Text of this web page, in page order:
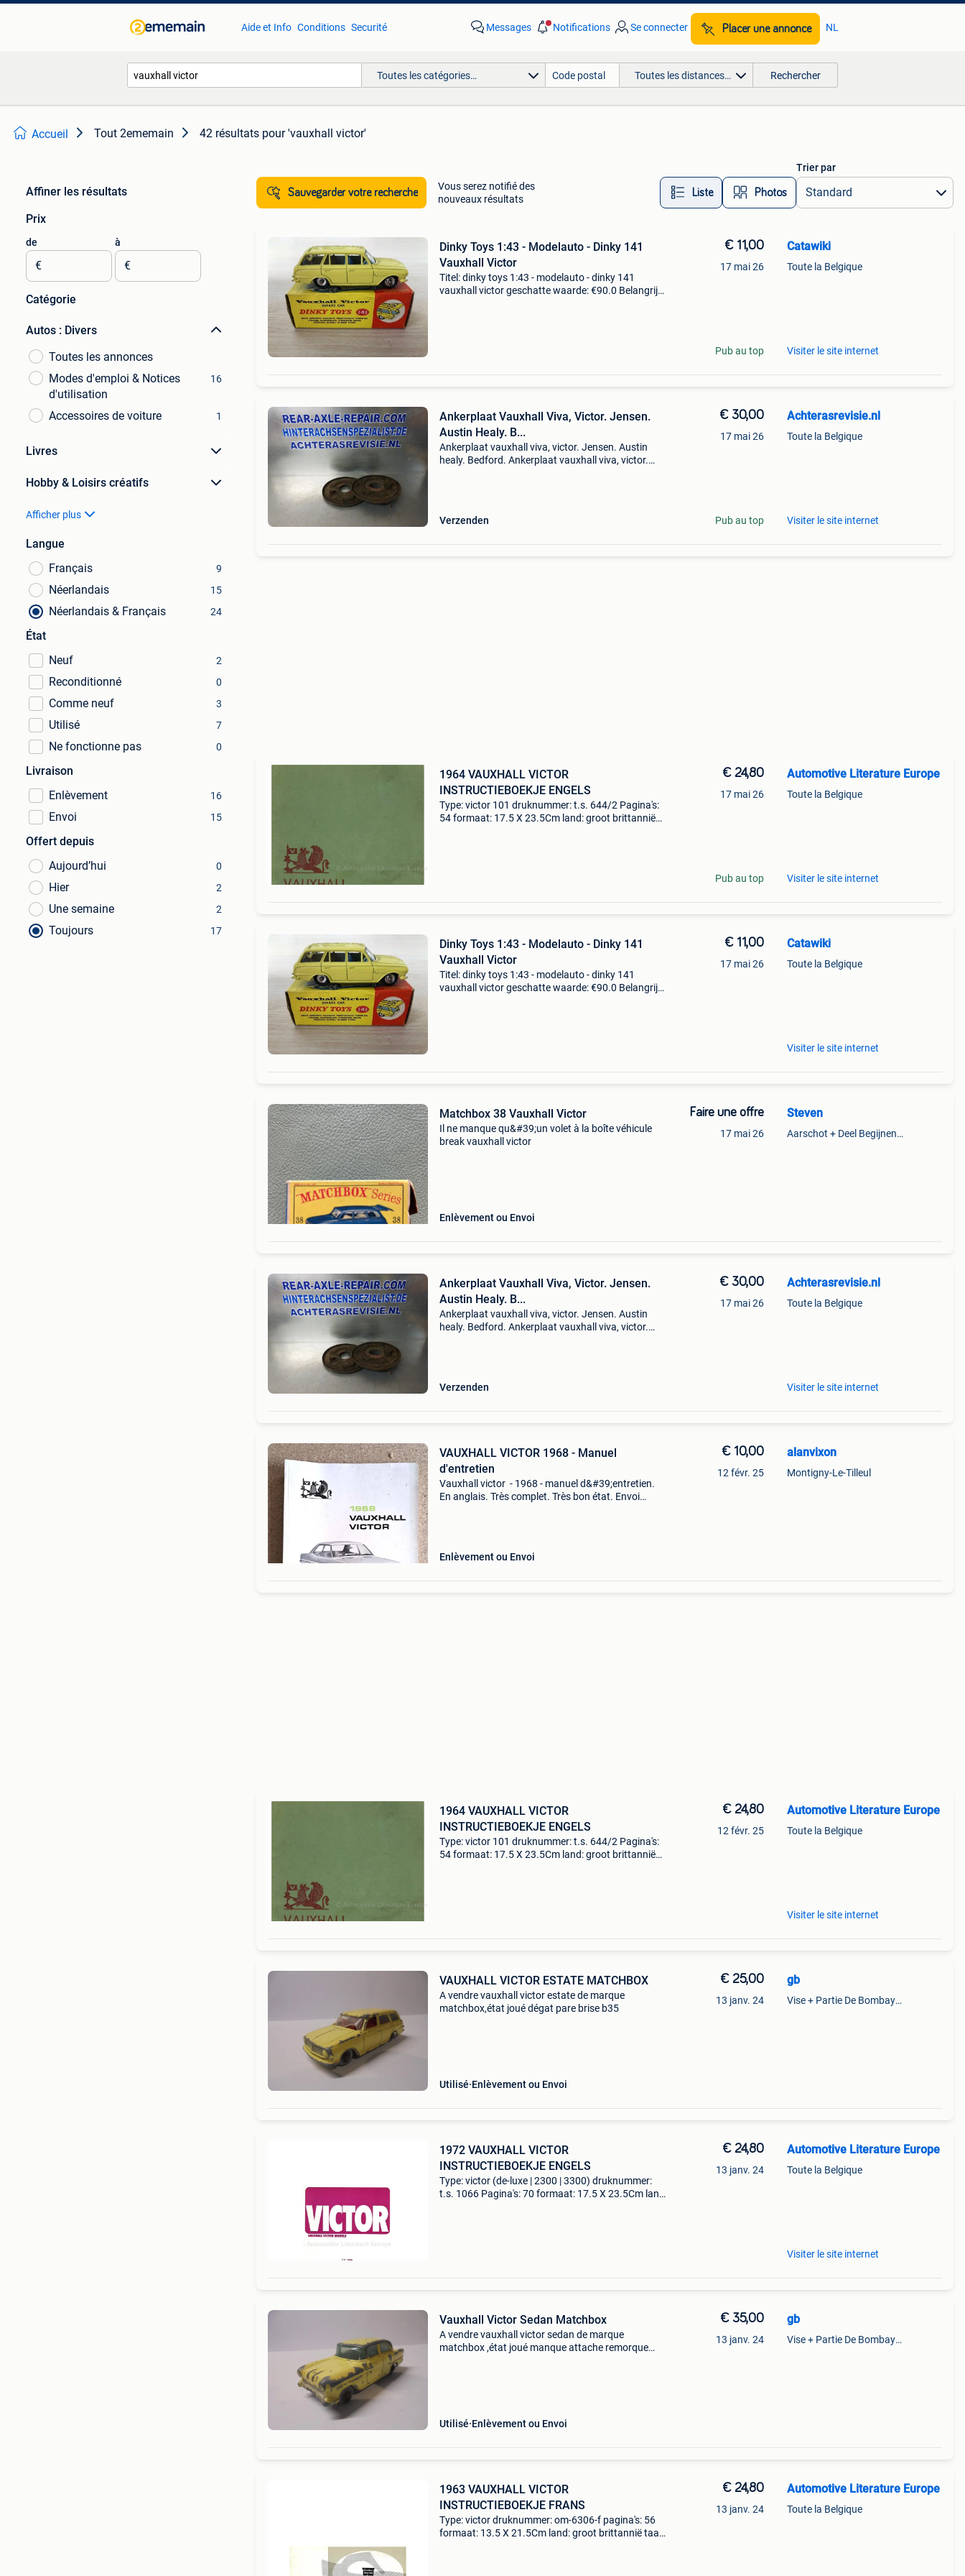
Aide et Info Conditions Securité Messages Notifications Se connecter Placer une annonce NL
Toutes les catégories… Toutes les distances… Rechercher
Accueil Tout 2ememain 42 résultats pour 'vauxhall victor'
Affiner les résultats
Prix
de
€
à
€
Catégorie
Autos : Divers
Toutes les annonces
Modes d'emploi & Notices
d'utilisation
16
Accessoires de voiture 1
Livres
Hobby & Loisirs créatifs
Afficher plus
Langue
Français
9
Néerlandais 15
Néerlandais & Français 24
État
Neuf
2
Reconditionné 0
Comme neuf 3
Utilisé 7
Ne fonctionne pas 0
Livraison
Enlèvement
16
Envoi 15
Offert depuis
Aujourd’hui
0
Hier 2
Une semaine 2
Toujours 17
Sauvegarder votre recherche
Vous serez notifié des
nouveaux résultats
Liste Photos
Trier par
Dinky Toys 1:43 - Modelauto - Dinky 141
Vauxhall Victor
Titel: dinky toys 1:43 - modelauto - dinky 141
vauxhall victor geschatte waarde: €90.0 Belangrijk:
€ 11,00
17 mai 26
Pub au top
Catawiki
Toute la Belgique
Visiter le site internet
Ankerplaat Vauxhall Viva, Victor. Jensen.
Austin Healy. B...
Ankerplaat vauxhall viva, victor. Jensen. Austin
healy. Bedford. Ankerplaat vauxhall viva, victor.
Verzenden
€ 30,00
17 mai 26
Pub au top
Achterasrevisie.nl
Toute la Belgique
Visiter le site internet
1964 VAUXHALL VICTOR
INSTRUCTIEBOEKJE ENGELS
Type: victor 101 druknummer: t.s. 644/2 Pagina's:
54 formaat: 17.5 X 23.5Cm land: groot brittannië
€ 24,80
17 mai 26
Pub au top
Automotive Literature Europe
Toute la Belgique
Visiter le site internet
Dinky Toys 1:43 - Modelauto - Dinky 141
Vauxhall Victor
Titel: dinky toys 1:43 - modelauto - dinky 141
vauxhall victor geschatte waarde: €90.0 Belangrijk:
€ 11,00
17 mai 26
Catawiki
Toute la Belgique
Visiter le site internet
Matchbox 38 Vauxhall Victor
Il ne manque qu&#39;un volet à la boîte véhicule
break vauxhall victor
Enlèvement ou Envoi
Faire une offre
17 mai 26
Steven
Aarschot + Deel Begijnendijk
Ankerplaat Vauxhall Viva, Victor. Jensen.
Austin Healy. B...
Ankerplaat vauxhall viva, victor. Jensen. Austin
healy. Bedford. Ankerplaat vauxhall viva, victor.
Verzenden
€ 30,00
17 mai 26
Achterasrevisie.nl
Toute la Belgique
Visiter le site internet
VAUXHALL VICTOR 1968 - Manuel
d'entretien
Vauxhall victor - 1968 - manuel d&#39;entretien.
En anglais. Très complet. Très bon état. Envoi
Enlèvement ou Envoi
€ 10,00
12 févr. 25
alanvixon
Montigny-Le-Tilleul
1964 VAUXHALL VICTOR
INSTRUCTIEBOEKJE ENGELS
Type: victor 101 druknummer: t.s. 644/2 Pagina's:
54 formaat: 17.5 X 23.5Cm land: groot brittannië
€ 24,80
12 févr. 25
Automotive Literature Europe
Toute la Belgique
Visiter le site internet
VAUXHALL VICTOR ESTATE MATCHBOX
A vendre vauxhall victor estate de marque
matchbox,état joué dégat pare brise b35
Utilisé Enlèvement ou Envoi
€ 25,00
13 janv. 24
gb
Vise + Partie De Bombaye,Hac- Court, Hermalle-Ss-Argenteau
1972 VAUXHALL VICTOR
INSTRUCTIEBOEKJE ENGELS
Type: victor (de-luxe | 2300 | 3300) druknummer:
t.s. 1066 Pagina's: 70 formaat: 17.5 X 23.5Cm land:
€ 24,80
13 janv. 24
Automotive Literature Europe
Toute la Belgique
Visiter le site internet
Vauxhall Victor Sedan Matchbox
A vendre vauxhall victor sedan de marque
matchbox ,état joué manque attache remorque
Utilisé Enlèvement ou Envoi
€ 35,00
13 janv. 24
gb
Vise + Partie De Bombaye,Hac- Court, Hermalle-Ss-Argenteau
1963 VAUXHALL VICTOR
INSTRUCTIEBOEKJE FRANS
Type: victor druknummer: om-6306-f pagina's: 56
formaat: 13.5 X 21.5Cm land: groot brittannië taal:
€ 24,80
13 janv. 24
Automotive Literature Europe
Toute la Belgique